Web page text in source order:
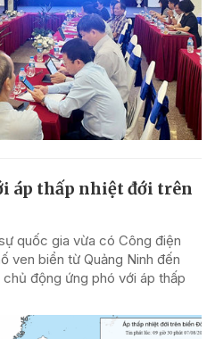
áp thấp nhiệt đới trên
quốc gia vừa có Công điện
ven biển từ Quảng Ninh đến
động ứng phó với áp thấp